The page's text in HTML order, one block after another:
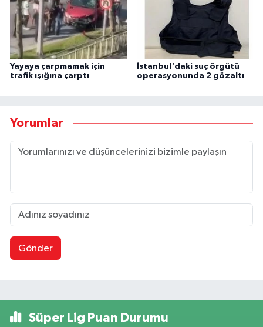
Yayaya çarpmamak için
trafik ışığına çarptı
İstanbul'daki suç örgütü
operasyonunda 2 gözaltı
Yorumlar
Gönder
Süper Lig Puan Durumu